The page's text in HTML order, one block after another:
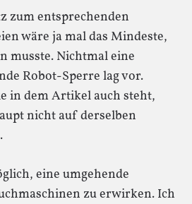
zum entsprechenden
wäre ja mal das Mindeste,
musste. Nichtmal eine
Robot-Sperre lag vor.
in dem Artikel auch steht,
nicht auf derselben
eine umgehende
zu erwirken. Ich